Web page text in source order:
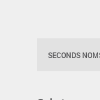
SECONDS